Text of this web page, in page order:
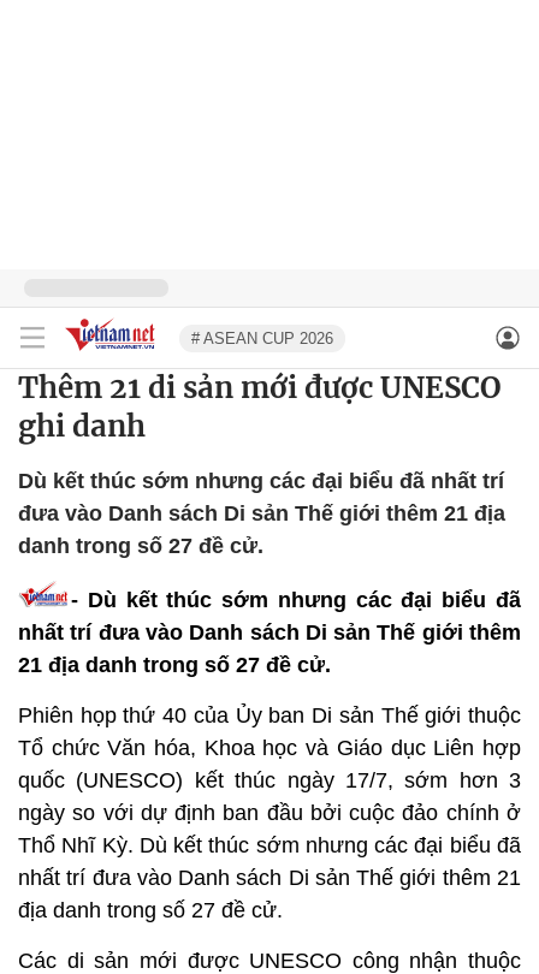
# ASEAN CUP 2026
Thêm 21 di sản mới được UNESCO
ghi danh
Dù kết thúc sớm nhưng các đại biểu đã nhất trí
đưa vào Danh sách Di sản Thế giới thêm 21 địa
danh trong số 27 đề cử.
- Dù kết thúc sớm nhưng các đại biểu đã
nhất trí đưa vào Danh sách Di sản Thế giới thêm
21 địa danh trong số 27 đề cử.
Phiên họp thứ 40 của Ủy ban Di sản Thế giới thuộc
Tổ chức Văn hóa, Khoa học và Giáo dục Liên hợp
quốc (UNESCO) kết thúc ngày 17/7, sớm hơn 3
ngày so với dự định ban đầu bởi cuộc đảo chính ở
Thổ Nhĩ Kỳ. Dù kết thúc sớm nhưng các đại biểu đã
nhất trí đưa vào Danh sách Di sản Thế giới thêm 21
địa danh trong số 27 đề cử.
Các di sản mới được UNESCO công nhận thuộc